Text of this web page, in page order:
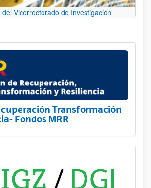
Vicerrectorado de Investigación
Transformación
Fondos MRR